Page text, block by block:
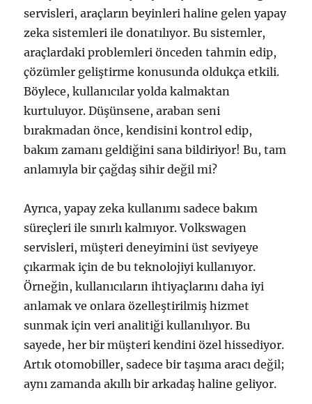
servisleri, araçların beyinleri haline gelen yapay
zeka sistemleri ile donatılıyor. Bu sistemler,
araçlardaki problemleri önceden tahmin edip,
çözümler geliştirme konusunda oldukça etkili.
Böylece, kullanıcılar yolda kalmaktan
kurtuluyor. Düşünsene, araban seni
bırakmadan önce, kendisini kontrol edip,
bakım zamanı geldiğini sana bildiriyor! Bu, tam
anlamıyla bir çağdaş sihir değil mi?
Ayrıca, yapay zeka kullanımı sadece bakım
süreçleri ile sınırlı kalmıyor. Volkswagen
servisleri, müşteri deneyimini üst seviyeye
çıkarmak için de bu teknolojiyi kullanıyor.
Örneğin, kullanıcıların ihtiyaçlarını daha iyi
anlamak ve onlara özelleştirilmiş hizmet
sunmak için veri analitiği kullanılıyor. Bu
sayede, her bir müşteri kendini özel hissediyor.
Artık otomobiller, sadece bir taşıma aracı değil;
aynı zamanda akıllı bir arkadaş haline geliyor.